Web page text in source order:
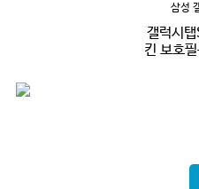
삼성
갤럭시
킨 보호